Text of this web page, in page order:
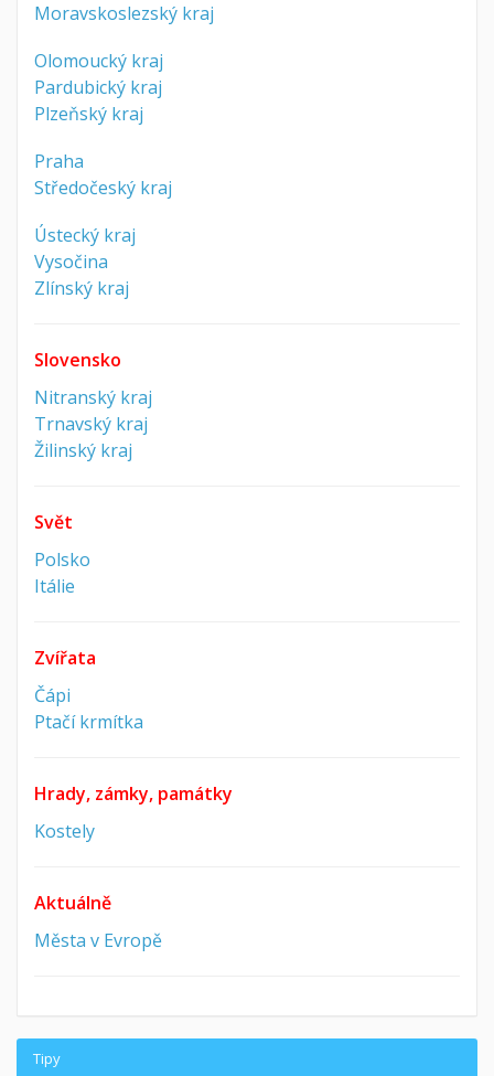
Moravskoslezský kraj
Olomoucký kraj
Pardubický kraj
Plzeňský kraj
Praha
Středočeský kraj
Ústecký kraj
Vysočina
Zlínský kraj
Slovensko
Nitranský kraj
Trnavský kraj
Žilinský kraj
Svět
Polsko
Itálie
Zvířata
Čápi
Ptačí krmítka
Hrady, zámky, památky
Kostely
Aktuálně
Města v Evropě
Tipy